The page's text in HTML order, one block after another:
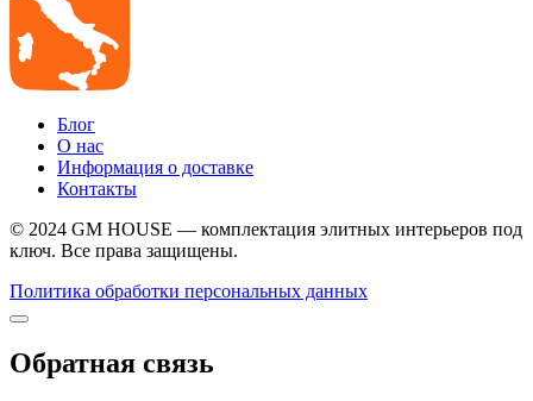
Блог
О нас
Информация о доставке
Контакты
© 2024 GM HOUSE — комплектация элитных интерьеров под
ключ. Все права защищены.
Политика обработки персональных данных
Обратная связь